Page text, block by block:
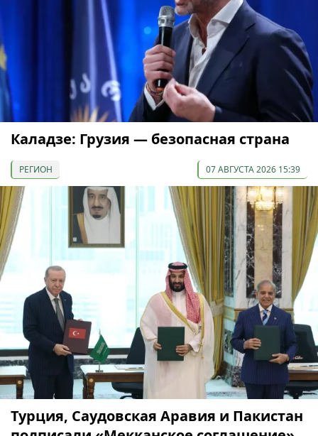
Каладзе: Грузия — безопасная страна
РЕГИОН 07 АВГУСТА 2026 15:39
Турция, Саудовская Аравия и Пакистан